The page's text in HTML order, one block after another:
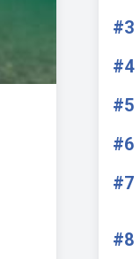
#3
#4
#5
#6
#7
#8